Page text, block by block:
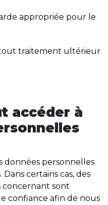
appropriée pour le
traitement ultérieur
accéder à
données personnelles
certains cas, des
concernant sont
confiance afin de nous